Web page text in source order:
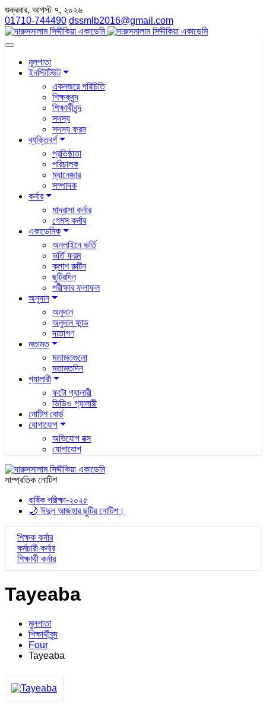
শুক্রবার, আগস্ট ৭, ২০২৬
01710-744490 dssmlb2016@gmail.com
মূলপাতা
ইনস্টিটিউট
একনজরে পরিচিতি
শিক্ষকবৃন্দ
শিক্ষার্থীবৃন্দ
সদস্য
সদস্য ফরম
ব্যক্তিবর্গ
প্রতিষ্ঠাতা
পরিচালক
ম্যানেজার
সম্পাদক
কর্নার
মাদ্রাসা কর্নার
গেমস কর্নার
একাডেমিক
অনলাইনে ভর্তি
ভর্তি ফরম
ক্লাশ রুটিন
ছুটিরদিন
পরীক্ষার ফলাফল
অনুদান
অনুদান
অনুদান ফান্ড
দাতাগণ
মতামত
মতামতগুলো
মতামতদিন
গ্যালারী
ফটো গ্যালারী
ভিডিও গ্যালারী
নোটিশ বোর্ড
যোগাযোগ
অভিযোগ বক্স
যোগাযোগ
সাম্প্রতিক নোটিশ
বার্ষিক পরীক্ষা-২০২৫
🌙 ঈদুল আজহার ছুটির নোটিশ।
শিক্ষক কর্নার
কর্মচারী কর্নার
শিক্ষার্থী কর্নার
Tayeaba
মুলপাতা
শিক্ষার্থীবৃন্দ
Four
Tayeaba